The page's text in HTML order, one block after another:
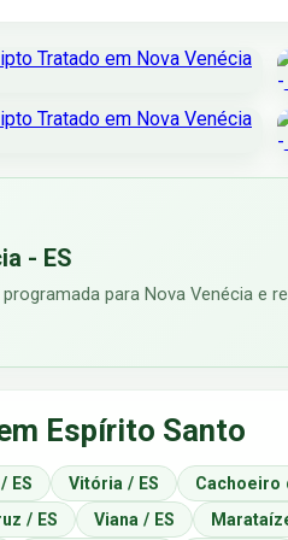
- ES
para Nova Venécia e
Espírito Santo
ES Vitória / ES Cachoeiro
/ ES
Viana / ES